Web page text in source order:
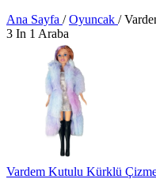
Ana Sayfa / Oyuncak /
3 In 1 Araba
Vardem Kutulu Kürklü